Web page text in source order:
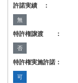
許諾実績 ：
無
特許権譲渡 ：
否
特許権実施許諾：
可